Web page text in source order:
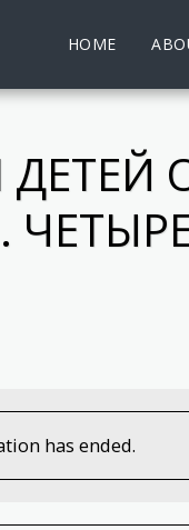
HOME
has ended.